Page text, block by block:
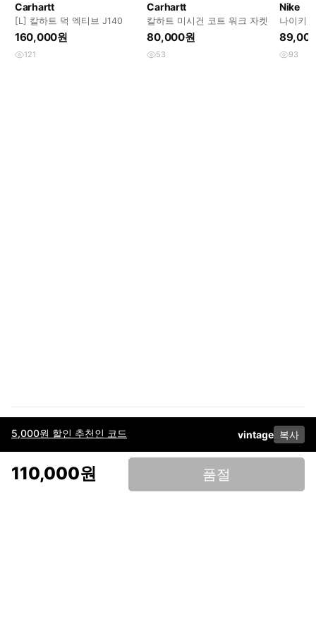
5,000원 할인 추천인 코드 vintage 복사
110,000원 품절
Carhartt
[L] 칼하트 덕 엑티브 J140
160,000원
121
Carhartt
칼하트 미시건 코트 워크 자켓
80,000원
53
Nike
나이키
져지 바
93
이용약관고객센터판매개인정보 처리방침사업자 정보다운로드